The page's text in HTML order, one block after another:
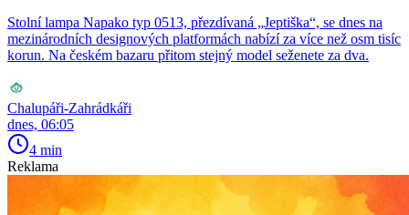
Stolní lampa Napako typ 0513, přezdívaná „Jeptiška“, se dnes na
mezinárodních designových platformách nabízí za více než osm tisíc
korun. Na českém bazaru přitom stejný model seženete za dva.
Chalupáři-Zahrádkáři
dnes, 06:05
4 min
Reklama